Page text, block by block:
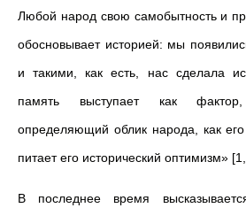
Любой народ свою самобытность и
обосновывает историей: мы
и такими, как есть, нас сделала
память выступает как
определяющий облик народа, как
питает его исторический оптимизм»
В последнее время